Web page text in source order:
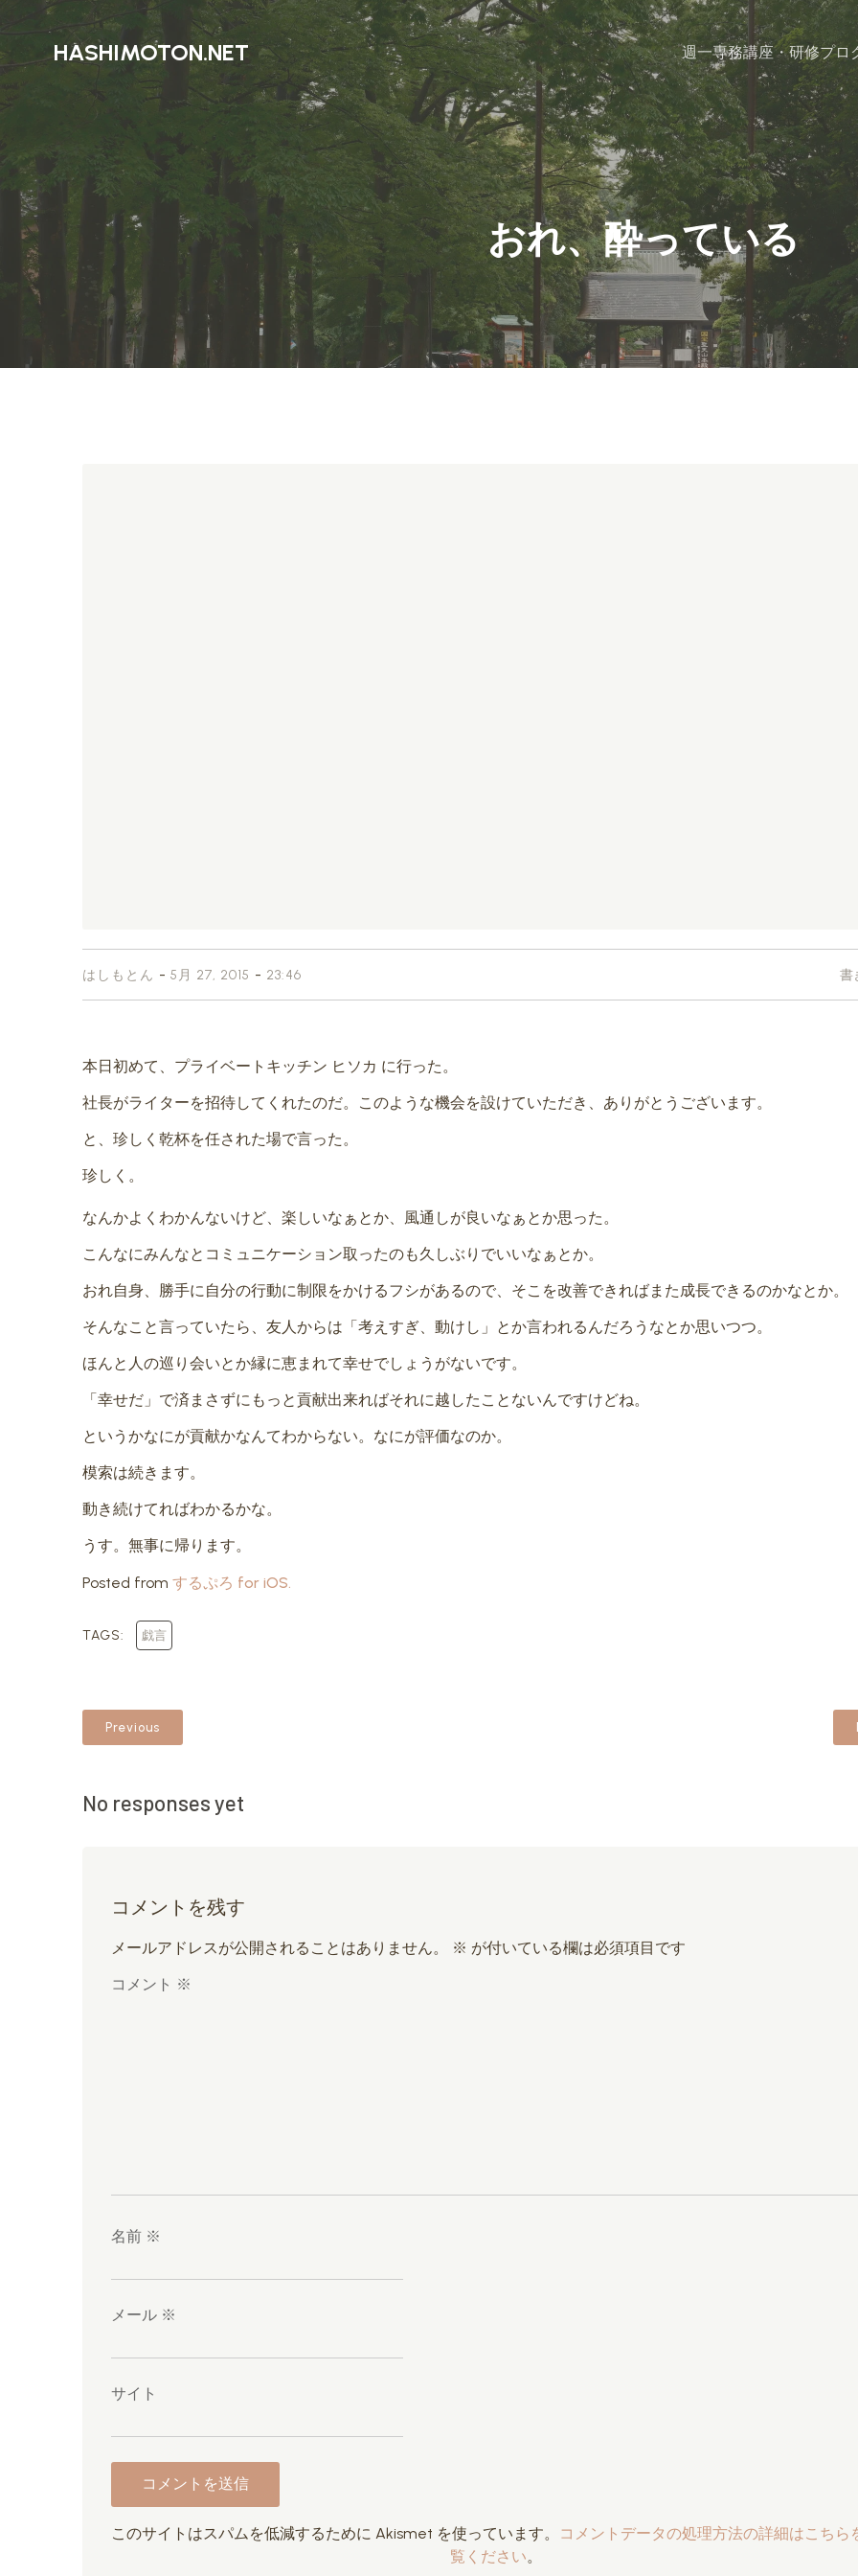
HASHIMOTON.NET 週一専務講座・研修プロ
おれ、酔っている
はしもとん - 5月 27, 2015 - 23:46 書
本日初めて、プライベートキッチン ヒソカ に行った。
社長がライターを招待してくれたのだ。このような機会を設けていただき、ありがとうございます。
と、珍しく乾杯を任された場で言った。
珍しく。
なんかよくわかんないけど、楽しいなぁとか、風通しが良いなぁとか思った。
こんなにみんなとコミュニケーション取ったのも久しぶりでいいなぁとか。
おれ自身、勝手に自分の行動に制限をかけるフシがあるので、そこを改善できればまた成長できるのかなとか。
そんなこと言っていたら、友人からは「考えすぎ、動けし」とか言われるんだろうなとか思いつつ。
ほんと人の巡り会いとか縁に恵まれて幸せでしょうがないです。
「幸せだ」で済まさずにもっと貢献出来ればそれに越したことないんですけどね。
というかなにが貢献かなんてわからない。なにが評価なのか。
模索は続きます。
動き続けてればわかるかな。
うす。無事に帰ります。
Posted from するぷろ for iOS.
TAGS: 戯言
Previous
No responses yet
コメントを残す
メールアドレスが公開されることはありません。 ※ が付いている欄は必須項目です
コメント ※
名前 ※
メール ※
サイト
このサイトはスパムを低減するために Akismet を使っています。
コメントデータの処理方法の詳細はこちら
覧ください。